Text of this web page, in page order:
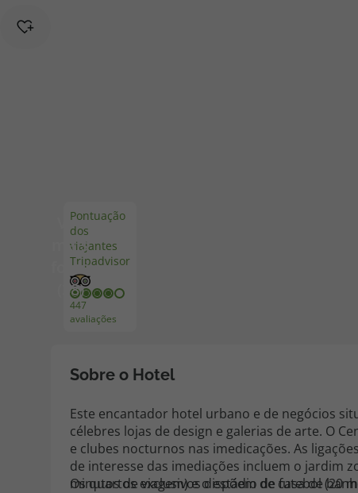
Disneyland ® Paris
Pontuação
dos
viajantes
Tripadvisor
447
avaliações
Ver
mais
fotos
(38)
Sobre o Hotel
Este encantador hotel urbano e de negócios
célebres lojas de design e galerias de arte. O
e clubes nocturnos nas imedicações. As
de interesse das imediações incluem o jardim
minutos de viagem) e o estádio de futebol (20
Os quartos exclusivos dispõem de casa de